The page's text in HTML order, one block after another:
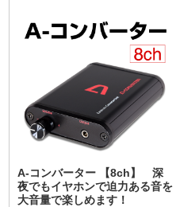
A-コンバーター 【8ch】 深
夜でもイヤホンで迫力ある音を
大音量で楽しめます！